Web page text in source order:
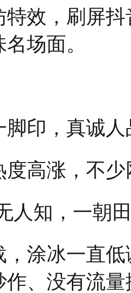
特效，刷屏
场面。
脚印，真诚
度高涨，不
人知，一朝
，涂冰一直
作、没有流